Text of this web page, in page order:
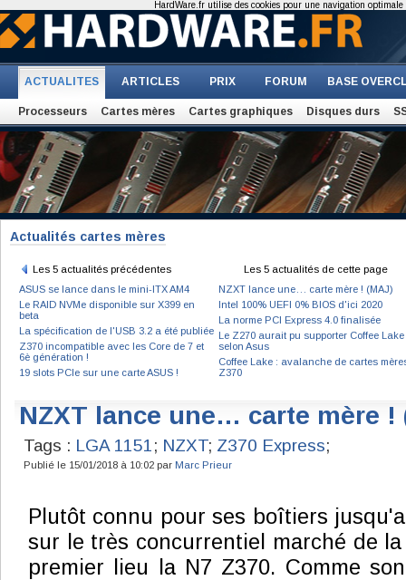
ACTUALITES ARTICLES PRIX FORUM BASE
Processeurs Cartes mères Cartes graphiques Disques durs
Actualités cartes mères
Les 5 actualités précédentes
ASUS se lance dans le mini-ITX AM4
Le RAID NVMe disponible sur X399 en
beta
La spécification de l'USB 3.2 a été publiée
Z370 incompatible avec les Core de 7 et
6è génération !
19 slots PCIe sur une carte ASUS !
Les 5 actualités de cette page
NZXT lance une… carte mère ! (MAJ)
Intel 100% UEFI 0% BIOS d'ici 2020
La norme PCI Express 4.0 finalisée
Le Z270 aurait pu supporter Coffee Lake
selon Asus
Coffee Lake : avalanche de cartes
Z370
NZXT lance une… carte mère !
Tags : LGA 1151; NZXT; Z370 Express;
Publié le 15/01/2018 à 10:02 par Marc Prieur
Plutôt connu pour ses boîtiers
sur le très concurrentiel marché de
premier lieu la N7 Z370. Comme
HardWare.fr utilise des cookies pour une navigation